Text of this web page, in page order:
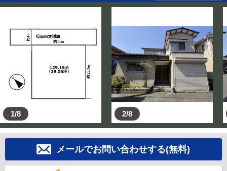
1/8 2/8
メールでお問い合わせする(無料)